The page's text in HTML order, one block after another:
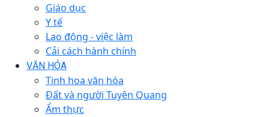
Giáo dục
Y tế
Lao động - việc làm
Cải cách hành chính
VĂN HÓA
Tinh hoa văn hóa
Đất và người Tuyên Quang
Ẩm thực